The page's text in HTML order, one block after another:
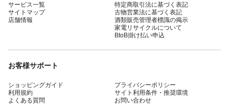
サービス一覧
サイトマップ
店舗情報
特定商取引法に基づく表記
古物営業法に基づく表記
酒類販売管理者標識の掲示
家電リサイクルについて
BtoB掛け払い申込
お客様サポート
ショッピングガイド
利用規約
よくある質問
プライバシーポリシー
サイト利用条件・推奨環境
お問い合わせ